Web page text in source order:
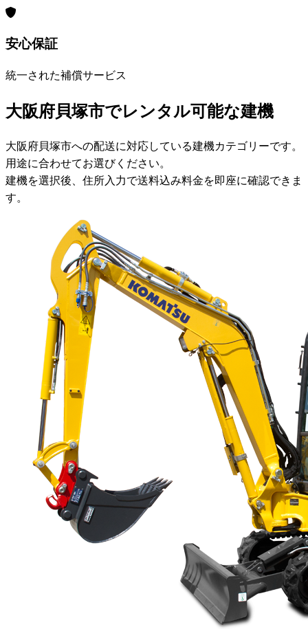
安心保証
統一された補償サービス
大阪府貝塚市でレンタル可能な建機
大阪府貝塚市への配送に対応している建機カテゴリーです。
用途に合わせてお選びください。
建機を選択後、住所入力で送料込み料金を即座に確認できま
す。